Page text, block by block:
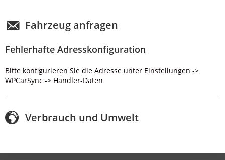
Fahrzeug anfragen
Fehlerhafte Adresskonfiguration
Bitte konfigurieren Sie die Adresse unter Einstellungen ->
WPCarSync -> Händler-Daten
Verbrauch und Umwelt